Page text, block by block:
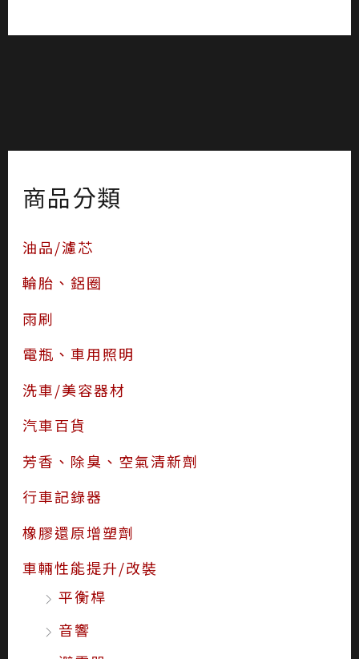
商品分類
油品/濾芯
輪胎、鋁圈
雨刷
電瓶、車用照明
洗車/美容器材
汽車百貨
芳香、除臭、空氣清新劑
行車記錄器
橡膠還原增塑劑
車輛性能提升/改裝
平衡桿
音響